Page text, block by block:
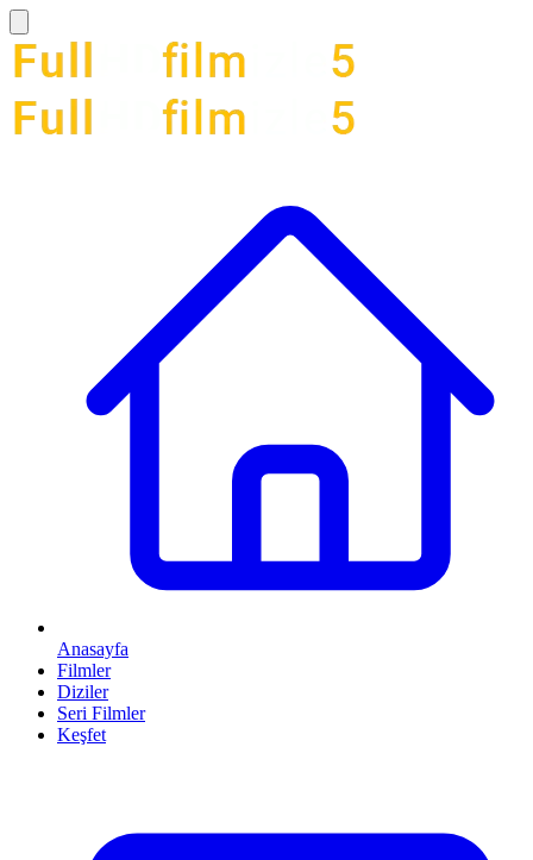
Anasayfa
Filmler
Diziler
Seri Filmler
Keşfet